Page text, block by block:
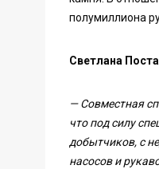
полумиллиона
Светлана
— Совместная
что под силу
добытчиков, с
насосов и